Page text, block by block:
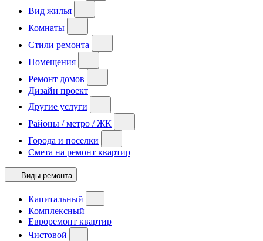
Вид жилья
Комнаты
Стили ремонта
Помещения
Ремонт домов
Дизайн проект
Другие услуги
Районы / метро / ЖК
Города и поселки
Смета на ремонт квартир
Виды ремонта
Капитальный
Комплексный
Евроремонт квартир
Чистовой